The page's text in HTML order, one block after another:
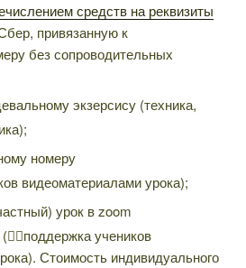
средств на реквизиты
привязанную к
без сопроводительных
экзерсису (техника,
номеру
видеоматериалами урока);
урок в zoom
учеников
Стоимость индивидуального